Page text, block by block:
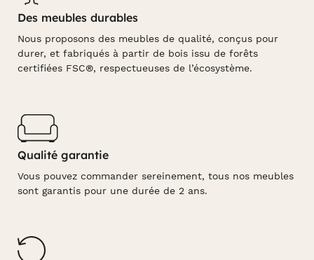
Des meubles durables
Nous proposons des meubles de qualité, conçus pour
durer, et fabriqués à partir de bois issu de forêts
certifiées FSC®, respectueuses de l’écosystème.
Qualité garantie
Vous pouvez commander sereinement, tous nos meubles
sont garantis pour une durée de 2 ans.